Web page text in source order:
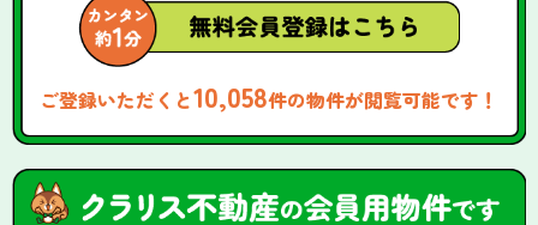
ご登録いただくと10,058件の物件が閲覧可能です！